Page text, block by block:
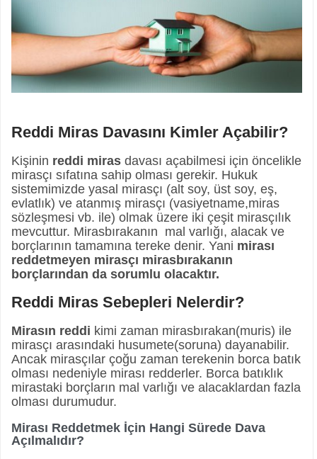
Reddi Miras Davasını Kimler Açabilir?
Kişinin reddi miras davası açabilmesi için öncelikle
mirasçı sıfatına sahip olması gerekir. Hukuk
sistemimizde yasal mirasçı (alt soy, üst soy, eş,
evlatlık) ve atanmış mirasçı (vasiyetname,miras
sözleşmesi vb. ile) olmak üzere iki çeşit mirasçılık
mevcuttur. Mirasbırakanın mal varlığı, alacak ve
borçlarının tamamına tereke denir. Yani mirası
reddetmeyen mirasçı mirasbırakanın
borçlarından da sorumlu olacaktır.
Reddi Miras Sebepleri Nelerdir?
Mirasın reddi kimi zaman mirasbırakan(muris) ile
mirasçı arasındaki husumete(soruna) dayanabilir.
Ancak mirasçılar çoğu zaman terekenin borca batık
olması nedeniyle mirası redderler. Borca batıklık
mirastaki borçların mal varlığı ve alacaklardan fazla
olması durumudur.
Mirası Reddetmek İçin Hangi Sürede Dava
Açılmalıdır?